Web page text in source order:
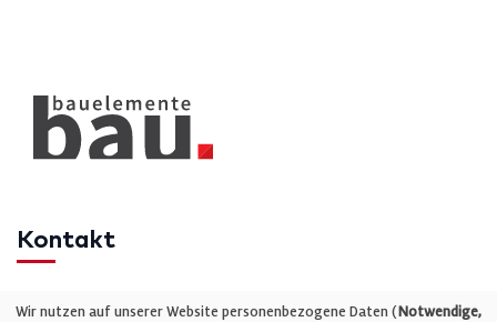
Kontakt
Telefon: +49 (0)711 2585563-0
Wir nutzen auf unserer Website personenbezogene Daten (Notwendige,